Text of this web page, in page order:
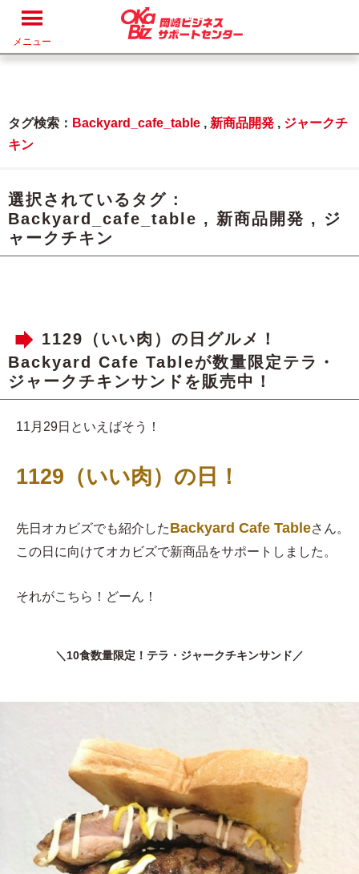
メニュー
タグ検索： Backyard_cafe_table , 新商品開発 , ジャークチ
キン
選択されているタグ :
Backyard_cafe_table , 新商品開発 , ジ
ャークチキン
1129（いい肉）の日グルメ！
Backyard Cafe Tableが数量限定テラ・
ジャークチキンサンドを販売中！
11月29日といえばそう！
1129（いい肉）の日！
先日オカビズでも紹介したBackyard Cafe Tableさん。
この日に向けてオカビズで新商品をサポートしました。
それがこちら！どーん！
＼10食数量限定！テラ・ジャークチキンサンド／